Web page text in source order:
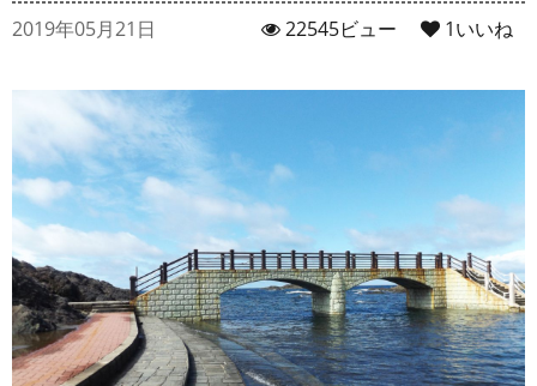
2019年05月21日 1いいね
22545ビュー